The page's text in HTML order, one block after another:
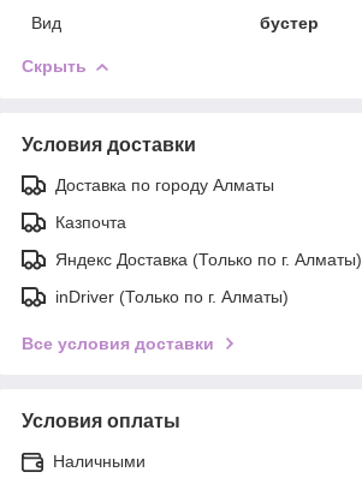
Вид
бустер
Скрыть
Условия доставки
Доставка по городу Алматы
Казпочта
Яндекс Доставка (Только по г. Алматы)
inDriver (Только по г. Алматы)
Все условия доставки
Условия оплаты
Наличными